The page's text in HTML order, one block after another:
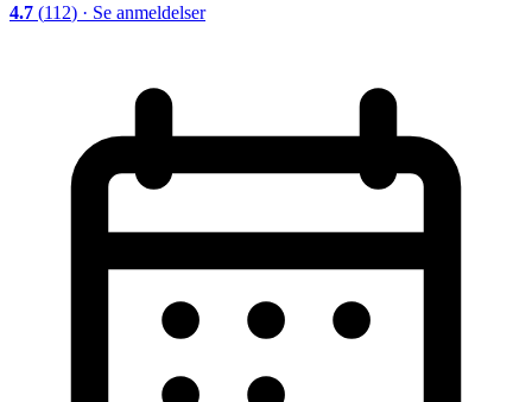
4.7 (112) · Se anmeldelser